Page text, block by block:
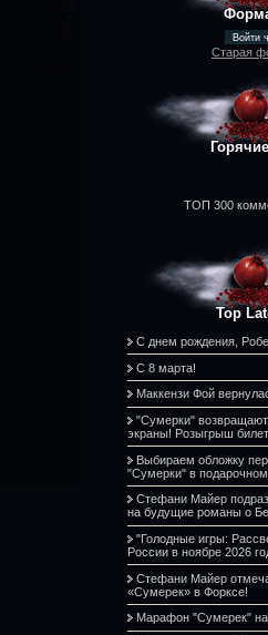
Войти
Старая
ТОП 300
Top
С днем рождения,
С 8 марта!
Маккензи Фой
"Сумерки"
экраны! Розыгрыш
Выбираем обложку
"Сумерки" в
Стефани Майер
на будущие романы о
"Голодные игры:
России в ноябре 2026
Стефани Майер
«Сумерек» в Форксе!
Марафон "Сумерек" на